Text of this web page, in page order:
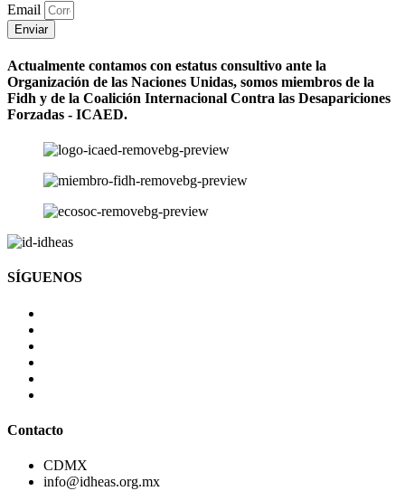
Email
Enviar
Actualmente contamos con estatus consultivo ante la
Organización de las Naciones Unidas, somos miembros de la
Fidh y de la Coalición Internacional Contra las Desapariciones
Forzadas - ICAED.
SÍGUENOS
Contacto
CDMX
info@idheas.org.mx